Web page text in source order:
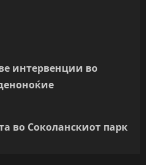
интервенции во
во Соколанскиот парк